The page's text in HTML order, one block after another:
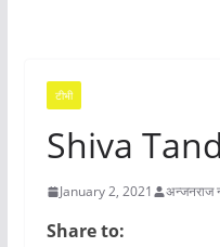
टीभी
Shiva
January 2, 2021 अन्जनराज
Share to: